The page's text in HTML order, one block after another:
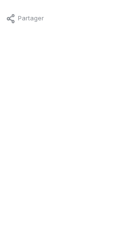
Partager